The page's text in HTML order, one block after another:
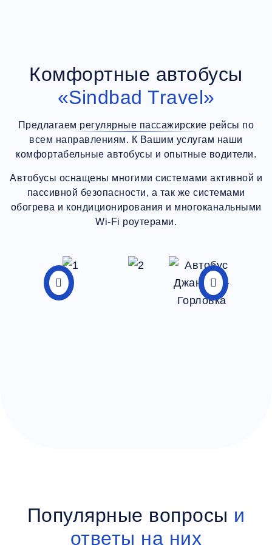
Комфортные автобусы
«Sindbad Travel»
Предлагаем регулярные пассажирские рейсы по
всем направлениям. К Вашим услугам наши
комфортабельные автобусы и опытные водители.
Автобусы оснащены многими системами активной и
пассивной безопасности, а так же системами
обогрева и кондиционирования и многоканальными
Wi-Fi роутерами.
Популярные вопросы и
ответы на них